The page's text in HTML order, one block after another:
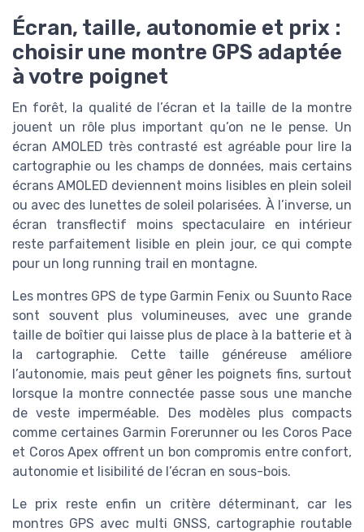
Écran, taille, autonomie et prix :
choisir une montre GPS adaptée
à votre poignet
En forêt, la qualité de l’écran et la taille de la montre
jouent un rôle plus important qu’on ne le pense. Un
écran AMOLED très contrasté est agréable pour lire la
cartographie ou les champs de données, mais certains
écrans AMOLED deviennent moins lisibles en plein soleil
ou avec des lunettes de soleil polarisées. À l’inverse, un
écran transflectif moins spectaculaire en intérieur
reste parfaitement lisible en plein jour, ce qui compte
pour un long running trail en montagne.
Les montres GPS de type Garmin Fenix ou Suunto Race
sont souvent plus volumineuses, avec une grande
taille de boîtier qui laisse plus de place à la batterie et à
la cartographie. Cette taille généreuse améliore
l’autonomie, mais peut gêner les poignets fins, surtout
lorsque la montre connectée passe sous une manche
de veste imperméable. Des modèles plus compacts
comme certaines Garmin Forerunner ou les Coros Pace
et Coros Apex offrent un bon compromis entre confort,
autonomie et lisibilité de l’écran en sous-bois.
Le prix reste enfin un critère déterminant, car les
montres GPS avec multi GNSS, cartographie routable